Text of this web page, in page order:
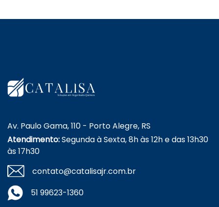
Av. Paulo Gama, 110 - Porto Alegre, RS
Atendimento:Segunda à Sexta, 8h às 12h e das 13h30
às 17h30
contato@catalisajr.com.br
51 99623-1360